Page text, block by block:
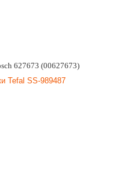
627673 (00627673)